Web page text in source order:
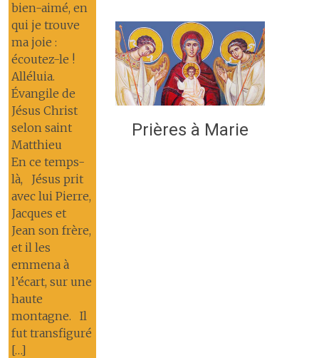
bien-aimé, en
qui je trouve
ma joie :
écoutez-le !
Alléluia.
Évangile de
Jésus Christ
selon saint
Matthieu
En ce temps-
là, Jésus prit
avec lui Pierre,
Jacques et
Jean son frère,
et il les
emmena à
l’écart, sur une
haute
montagne. Il
fut transfiguré
[…]
Prières à Marie